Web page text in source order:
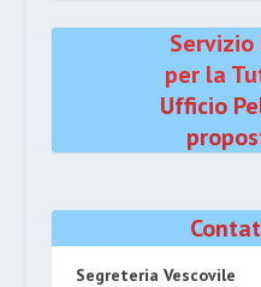
Servizio
per la
Ufficio
Segreteria Vescovile